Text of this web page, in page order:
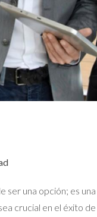
ser una opción; es
crucial en el éxito